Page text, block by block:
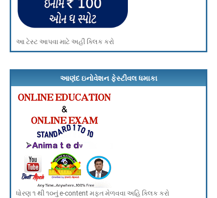
આ ટેસ્ટ આપવા માટે અહીં ક્લિક કરો
આણંદ ઇનોવેશન ફેસ્ટીવલ ધમાકા
ધોરણ ૧ થી ૧૦નું e-content મફત મેળવવા અહિ ક્લિક કરો